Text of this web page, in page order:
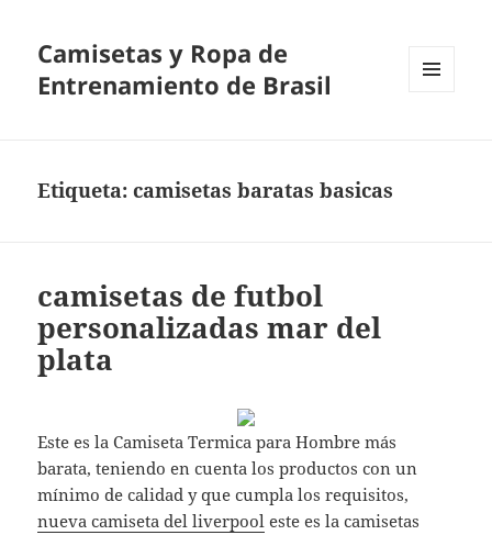
Camisetas y Ropa de
Entrenamiento de Brasil
Etiqueta:camisetas baratas basicas
camisetas de futbol
personalizadas mar del
plata
Este es la Camiseta Termica para Hombre más
barata, teniendo en cuenta los productos con un
mínimo de calidad y que cumpla los requisitos,
nueva camiseta del liverpool este es la camisetas